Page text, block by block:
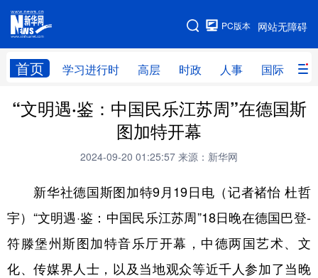
网站无障碍
PC版本
首页 学习进行时 高层 时政 人事 国际 财
网站地图
学习进行时 高层 时政 人事
财经 网评
全球连线
科技 科创 量子 体育
文化 书画 健康 军事
“文明遇·鉴：中国民乐江苏周”在德国斯
图加特开幕
2024-09-20 01:25:57 来源：新华网
新华社德国斯图加特9月19日电（记者褚怡 杜哲
宇）“文明遇·鉴：中国民乐江苏周”18日晚在德国巴登-
符滕堡州斯图加特音乐厅开幕，中德两国艺术、文
化、传媒界人士，以及当地观众等近千人参加了当晚